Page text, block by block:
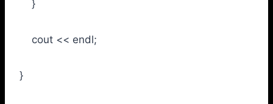
}
cout << endl;
}